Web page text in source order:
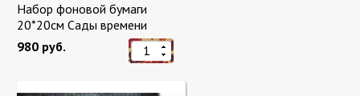
Набор фоновой бумаги
20*20см Сады времени
(Gardens of Time) 10 листов +
бонус от Stamperia
980 руб.